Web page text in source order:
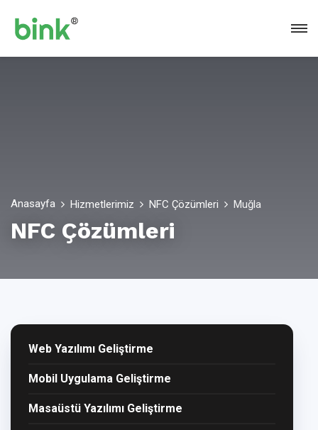
Anasayfa Hizmetlerimiz NFC Çözümleri Muğla
NFC Çözümleri
Web Yazılımı Geliştirme
Mobil Uygulama Geliştirme
Masaüstü Yazılımı Geliştirme